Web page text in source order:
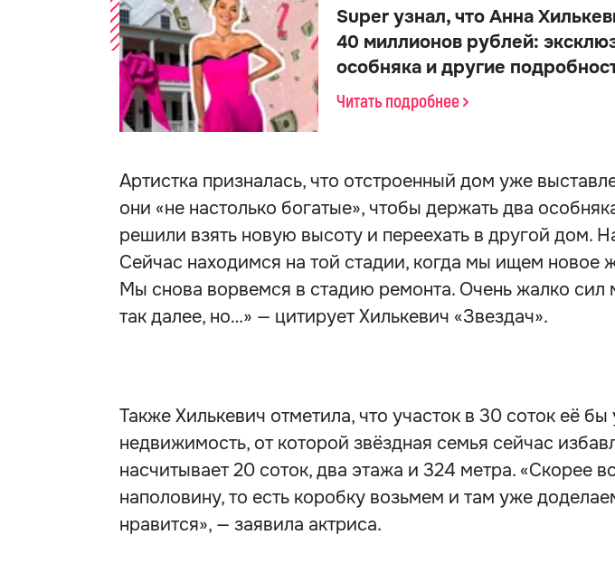
Super узнал, что Анна
40 миллионов рублей:
особняка и другие
Читать подробнее
Артистка призналась, что отстроенный дом уже
они «не настолько богатые», чтобы держать два
решили взять новую высоту и переехать в другой дом.
Сейчас находимся на той стадии, когда мы ищем новое
Мы снова ворвемся в стадию ремонта. Очень жалко сил
так далее, но…» — цитирует Хилькевич «Звездач».
Также Хилькевич отметила, что участок в 30 соток её бы
недвижимость, от которой звёздная семья сейчас
насчитывает 20 соток, два этажа и 324 метра. «Скорее
наполовину, то есть коробку возьмем и там уже
нравится», — заявила актриса.